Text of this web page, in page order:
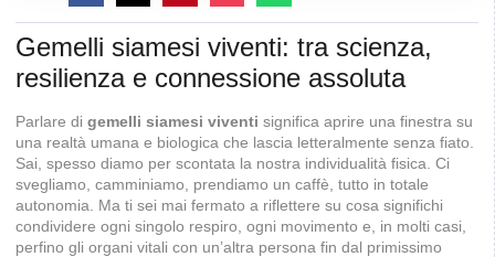
Gemelli siamesi viventi: tra scienza,
resilienza e connessione assoluta
Parlare di gemelli siamesi viventi significa aprire una finestra su
una realtà umana e biologica che lascia letteralmente senza fiato.
Sai, spesso diamo per scontata la nostra individualità fisica. Ci
svegliamo, camminiamo, prendiamo un caffè, tutto in totale
autonomia. Ma ti sei mai fermato a riflettere su cosa significhi
condividere ogni singolo respiro, ogni movimento e, in molti casi,
perfino gli organi vitali con un’altra persona fin dal primissimo